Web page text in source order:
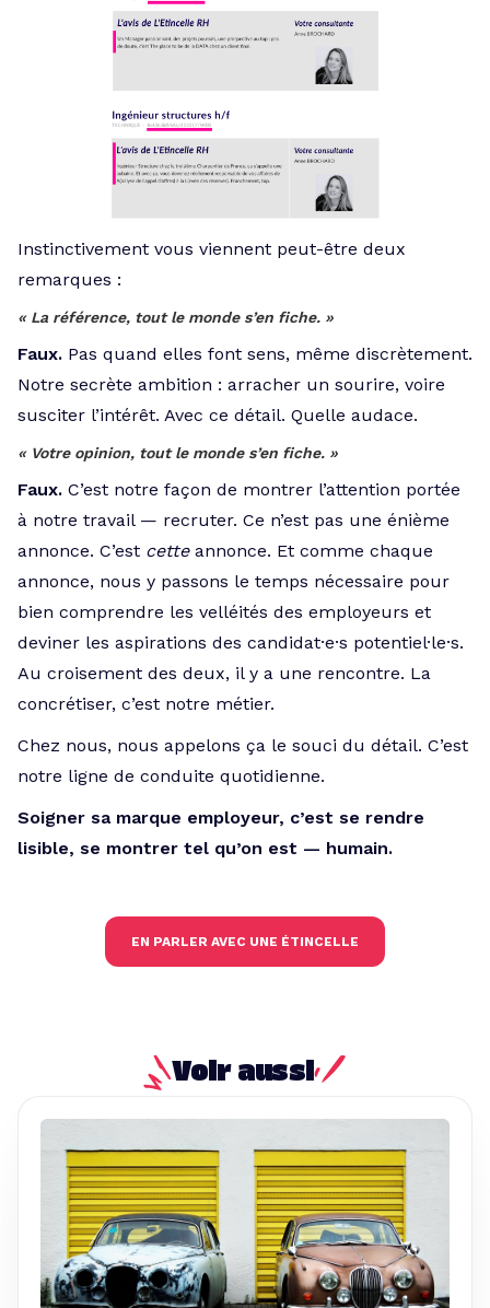
Instinctivement vous viennent peut-être deux
remarques :
« La référence, tout le monde s’en fiche. »
Faux. Pas quand elles font sens, même discrètement.
Notre secrète ambition : arracher un sourire, voire
susciter l’intérêt. Avec ce détail. Quelle audace.
« Votre opinion, tout le monde s’en fiche. »
Faux. C’est notre façon de montrer l’attention portée
à notre travail — recruter. Ce n’est pas une énième
annonce. C’est cetteannonce. Et comme chaque
annonce, nous y passons le temps nécessaire pour
bien comprendre les velléités des employeurs et
deviner les aspirations des candidat·e·s potentiel·le·s.
Au croisement des deux, il y a une rencontre. La
concrétiser, c’est notre métier.
Chez nous, nous appelons ça le souci du détail. C’est
notre ligne de conduite quotidienne.
Soigner sa marque employeur, c’est se rendre
lisible, se montrer tel qu’on est — humain.
EN PARLER AVEC UNE ÉTINCELLE
Voir aussi